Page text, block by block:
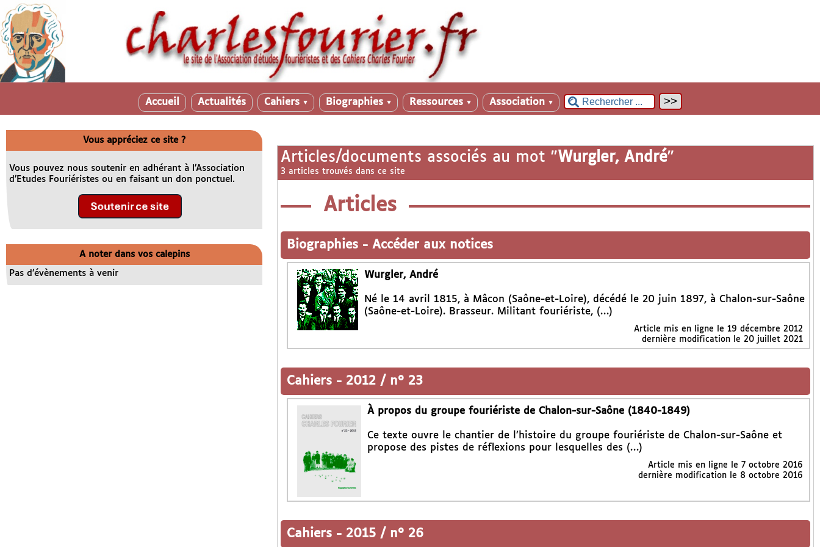
Accueil Actualités Cahiers ▼ Biographies ▼ Ressources ▼ Association ▼
Articles/documents associés au mot "Wurgler, André"
3 articles trouvés dans ce site
Articles
Biographies - Accéder aux notices
Wurgler, André
Né le 14 avril 1815, à Mâcon (Saône-et-Loire), décédé le 20 juin 1897, à Chalon-sur-Saône
(Saône-et-Loire). Brasseur. Militant fouriériste, (…)
Article mis en ligne le 19 décembre 2012
dernière modification le 20 juillet 2021
Cahiers - 2012 / n° 23
À propos du groupe fouriériste de Chalon-sur-Saône (1840-1849)
Ce texte ouvre le chantier de l’histoire du groupe fouriériste de Chalon-sur-Saône et
propose des pistes de réflexions pour lesquelles des (…)
Article mis en ligne le 7 octobre 2016
dernière modification le 8 octobre 2016
Cahiers - 2015 / n° 26
Vous appréciez ce site ?
Vous pouvez nous soutenir en adhérant à l’Association
d’Etudes Fouriéristes ou en faisant un don ponctuel.
A noter dans vos calepins
Pas d’évènements à venir